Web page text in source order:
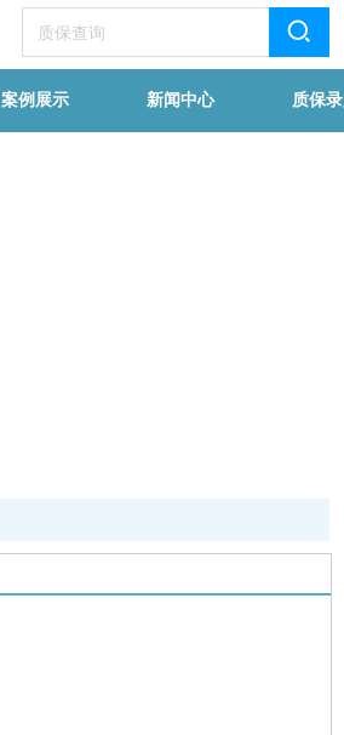
案例展示 新闻中心 质保